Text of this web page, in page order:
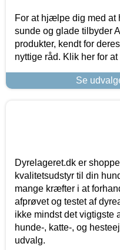
For at hjælpe dig med at
sunde og glade tilbyder
produkter, kendt for
nyttige råd. Klik her for
Se
Dyrelageret.dk er
kvalitetsudstyr til din
mange kræfter i at
afprøvet og testet af
ikke mindst det vigtigste
hunde-, katte-, og
udvalg.